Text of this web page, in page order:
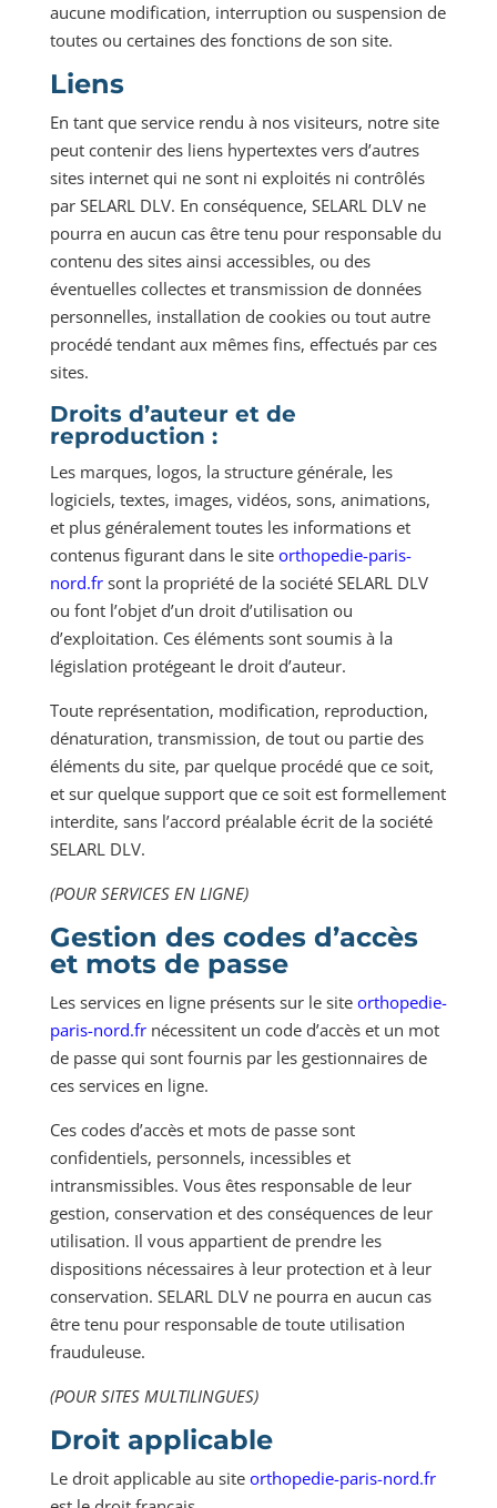
aucune modification, interruption ou suspension de
toutes ou certaines des fonctions de son site.
Liens
En tant que service rendu à nos visiteurs, notre site
peut contenir des liens hypertextes vers d’autres
sites internet qui ne sont ni exploités ni contrôlés
par SELARL DLV. En conséquence, SELARL DLV ne
pourra en aucun cas être tenu pour responsable du
contenu des sites ainsi accessibles, ou des
éventuelles collectes et transmission de données
personnelles, installation de cookies ou tout autre
procédé tendant aux mêmes fins, effectués par ces
sites.
Droits d’auteur et de
reproduction :
Les marques, logos, la structure générale, les
logiciels, textes, images, vidéos, sons, animations,
et plus généralement toutes les informations et
contenus figurant dans le site orthopedie-paris-
nord.frsont la propriété de la société SELARL DLV
ou font l’objet d’un droit d’utilisation ou
d’exploitation. Ces éléments sont soumis à la
législation protégeant le droit d’auteur.
Toute représentation, modification, reproduction,
dénaturation, transmission, de tout ou partie des
éléments du site, par quelque procédé que ce soit,
et sur quelque support que ce soit est formellement
interdite, sans l’accord préalable écrit de la société
SELARL DLV.
(POUR SERVICES EN LIGNE)
Gestion des codes d’accès
et mots de passe
Les services en ligne présents sur le site orthopedie-
paris-nord.frnécessitent un code d’accès et un mot
de passe qui sont fournis par les gestionnaires de
ces services en ligne.
Ces codes d’accès et mots de passe sont
confidentiels, personnels, incessibles et
intransmissibles. Vous êtes responsable de leur
gestion, conservation et des conséquences de leur
utilisation. Il vous appartient de prendre les
dispositions nécessaires à leur protection et à leur
conservation. SELARL DLV ne pourra en aucun cas
être tenu pour responsable de toute utilisation
frauduleuse.
(POUR SITES MULTILINGUES)
Droit applicable
Le droit applicable au site orthopedie-paris-nord.fr